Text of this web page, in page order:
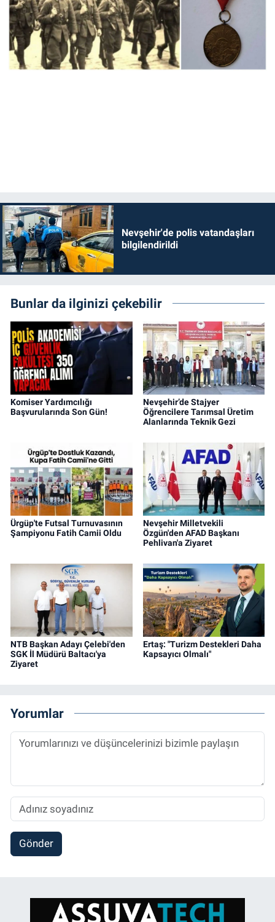
Nevşehir'de polis vatandaşları
bilgilendirildi
Bunlar da ilginizi çekebilir
Komiser Yardımcılığı
Başvurularında Son Gün!
Nevşehir’de Stajyer
Öğrencilere Tarımsal Üretim
Alanlarında Teknik Gezi
Ürgüp'te Futsal Turnuvasının
Şampiyonu Fatih Camii Oldu
Nevşehir Milletvekili
Özgün'den AFAD Başkanı
Pehlivan'a Ziyaret
NTB Başkan Adayı Çelebi'den
SGK İl Müdürü Baltacı'ya
Ziyaret
Ertaş: "Turizm Destekleri Daha
Kapsayıcı Olmalı"
Yorumlar
Gönder